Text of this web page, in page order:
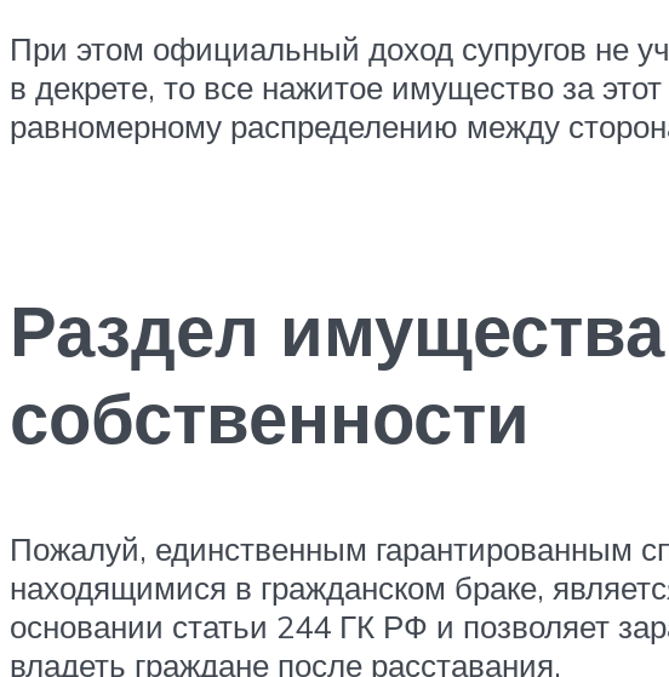
При этом официальный доход супругов не
в декрете, то все нажитое имущество за
равномерному распределению между
Раздел
собственности
Пожалуй, единственным гарантированным
находящимися в гражданском браке,
основании статьи 244 ГК РФ и позволяет
владеть граждане после расставания.